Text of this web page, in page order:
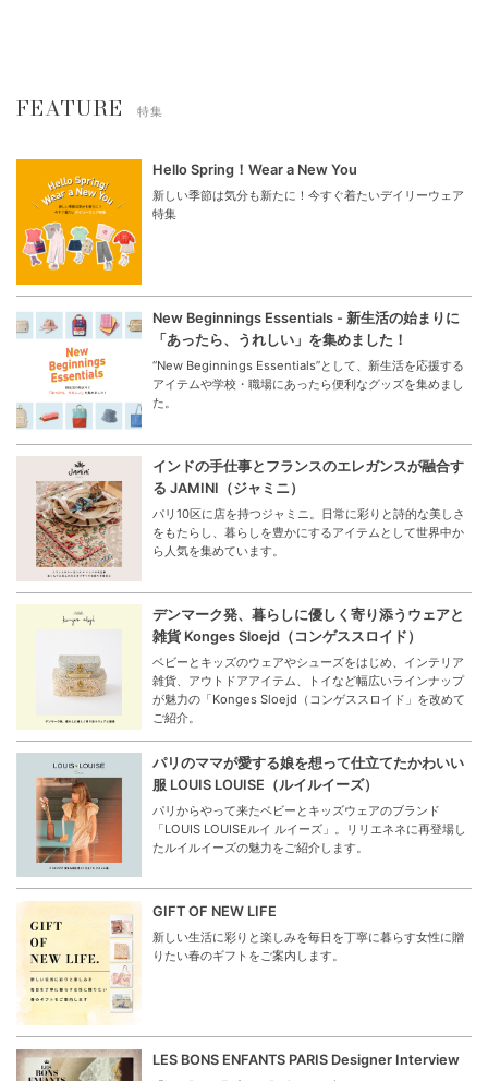
FEATURE 特集
Hello Spring！Wear a New You
新しい季節は気分も新たに！今すぐ着たいデイリーウェア
特集
New Beginnings Essentials - 新生活の始まりに
「あったら、うれしい」を集めました！
“New Beginnings Essentials”として、新生活を応援する
アイテムや学校・職場にあったら便利なグッズを集めまし
た。
インドの手仕事とフランスのエレガンスが融合す
る JAMINI（ジャミニ）
パリ10区に店を持つジャミニ。日常に彩りと詩的な美しさ
をもたらし、暮らしを豊かにするアイテムとして世界中か
ら人気を集めています。
デンマーク発、暮らしに優しく寄り添うウェアと
雑貨 Konges Sloejd（コンゲススロイド）
ベビーとキッズのウェアやシューズをはじめ、インテリア
雑貨、アウトドアアイテム、トイなど幅広いラインナップ
が魅力の「Konges Sloejd（コンゲススロイド」を改めて
ご紹介。
パリのママが愛する娘を想って仕立てたかわいい
服 LOUIS LOUISE（ルイルイーズ）
パリからやって来たベビーとキッズウェアのブランド
「LOUIS LOUISEルイ ルイーズ」。リリエネネに再登場し
たルイルイーズの魅力をご紹介します。
GIFT OF NEW LIFE
新しい生活に彩りと楽しみを毎日を丁寧に暮らす女性に贈
りたい春のギフトをご案内します。
LES BONS ENFANTS PARIS Designer Interview